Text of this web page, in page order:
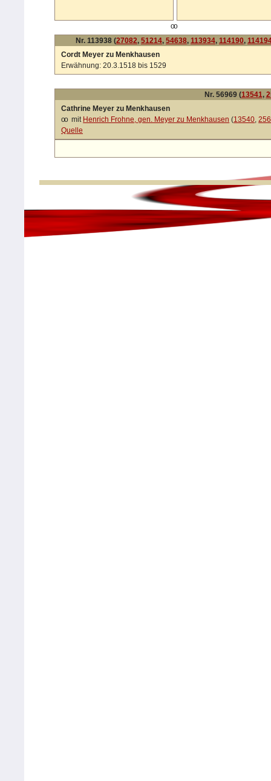
oo
Nr. 113938 (27082, 51214, 54638, 113934, 114190,
Cordt Meyer zu Menkhausen
Erwähnung: 20.3.1518 bis 1529
Nr. 56969 (13541,
Cathrine Meyer zu Menkhausen
oo mit Henrich Frohne, gen. Meyer zu Menkhausen (13540,
Quelle